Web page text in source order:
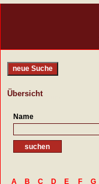
Burgenvereinigung
neue Suche
Übersicht
Name
A B C D E F G